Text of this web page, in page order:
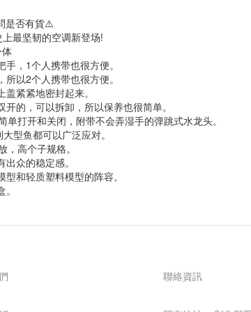
是否有貨⚠️
最坚韧的空调新登场!
，1个人携带也很方便。
以2个人携带也很方便。
紧紧地密封起来。
的，可以拆卸，所以保养也很简单。
单打开和关闭，附带不会弄湿手的弹跳式水龙头。
型鱼都可以广泛应对。
，高个子规格。
众的稳定感。
和轻质塑料模型的阵容。
聯絡資訊